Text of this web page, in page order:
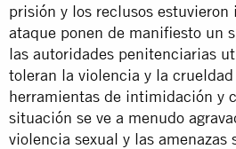
prisión y los reclusos
ataque ponen de manifiesto un
las autoridades penitenciarias
toleran la violencia y la
herramientas de intimidación y
situación se ve a menudo
violencia sexual y las amenazas